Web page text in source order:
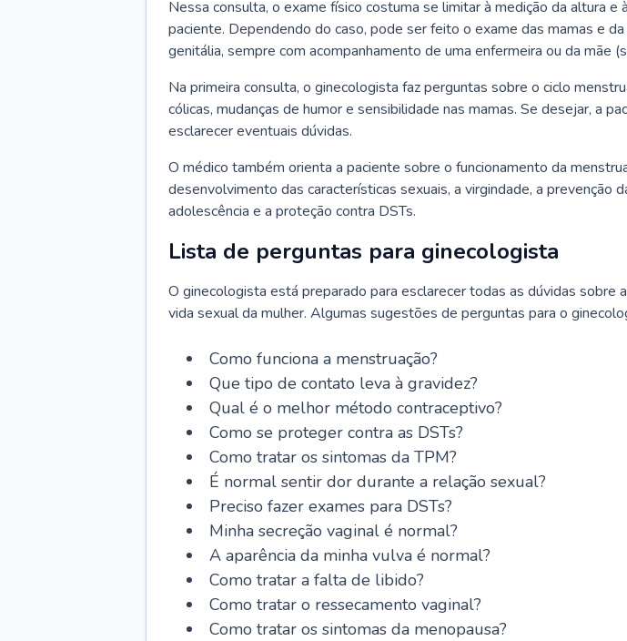
Nessa consulta, o exame físico costuma se limitar à medição da altura e
paciente. Dependendo do caso, pode ser feito o exame das mamas e
genitália, sempre com acompanhamento de uma enfermeira ou da mãe
Na primeira consulta, o ginecologista faz perguntas sobre o ciclo
cólicas, mudanças de humor e sensibilidade nas mamas. Se desejar, a
esclarecer eventuais dúvidas.
O médico também orienta a paciente sobre o funcionamento da
desenvolvimento das características sexuais, a virgindade, a prevenção
adolescência e a proteção contra DSTs.
Lista de perguntas para ginecologista
O ginecologista está preparado para esclarecer todas as dúvidas sobre
vida sexual da mulher. Algumas sugestões de perguntas para o
Como funciona a menstruação?
Que tipo de contato leva à gravidez?
Qual é o melhor método contraceptivo?
Como se proteger contra as DSTs?
Como tratar os sintomas da TPM?
É normal sentir dor durante a relação sexual?
Preciso fazer exames para DSTs?
Minha secreção vaginal é normal?
A aparência da minha vulva é normal?
Como tratar a falta de libido?
Como tratar o ressecamento vaginal?
Como tratar os sintomas da menopausa?